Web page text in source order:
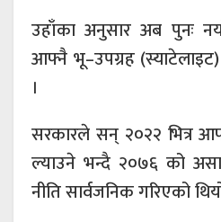
उहाँका अनुसार अब पुनः
आफ्नै भू–उपग्रह (स्याटेलाइट)
।
सरकारले सन् २०२२ भित्र
ल्याउने भन्दै २०७६ को
नीति सार्वजनिक गरिएको